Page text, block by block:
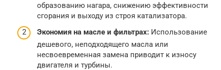
образованию нагара, снижению эффективности
сгорания и выходу из строя катализатора.
Экономия на масле и фильтрах: Использование
дешевого, неподходящего масла или
несвоевременная замена приводит к износу
двигателя и турбины.